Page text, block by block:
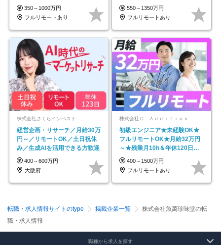
ネイル自由／副業OK
350～1000万円
フルリモートあり
550～1350万円
フルリモートあり
株式会社さくらインベスト
経営企画・リサーチ／月給30万
円～／リモートOK／土日祝休
み／生成AIを活用できる方歓迎
400～600万円
大阪府
株式会社Ｃ Ａｄｄｉｔｉｏｎ
初級エンジニア★未経験OK★
フルリモートOK★月給32万円
～★残業月10h＆年休120日以
上★副業可
400～1500万円
フルリモートあり
転職・求人情報サイトのtype 掲載企業一覧
株式会社魚萬珍味堂の転
職・求人情報
職種から求人を探す